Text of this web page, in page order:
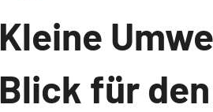
Kleine
Blick für